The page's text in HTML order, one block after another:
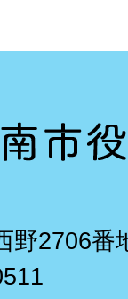
野2706番